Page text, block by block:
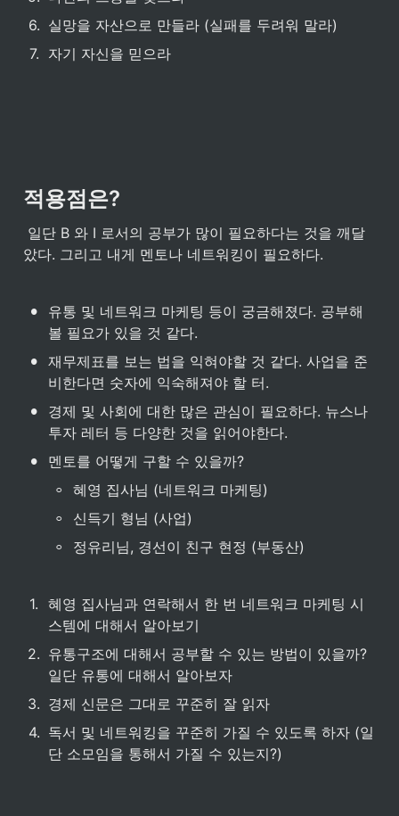
6. 실망을 자산으로 만들라 (실패를 두려워 말라)
7. 자기 자신을 믿으라
적용점은?
았다. 그리고 내게 멘토나 네트워킹이 필요하다.
•
유통 및 네트워크 마케팅 등이 궁금해졌다. 공부해
볼 필요가 있을 것 같다.
• 재무제표를 보는 법을 익혀야할 것 같다. 사업을 준
비한다면 숫자에 익숙해져야 할 터.
•
경제 및 사회에 대한 많은 관심이 필요하다. 뉴스나
투자 레터 등 다양한 것을 읽어야한다.
• 멘토를 어떻게 구할 수 있을까?
◦ 혜영 집사님 (네트워크 마케팅)
◦ 신득기 형님 (사업)
◦ 정유리님, 경선이 친구 현정 (부동산)
1. 혜영 집사님과 연락해서 한 번 네트워크 마케팅 시
스템에 대해서 알아보기
2. 유통구조에 대해서 공부할 수 있는 방법이 있을까?
일단 유통에 대해서 알아보자
3. 경제 신문은 그대로 꾸준히 잘 읽자
4. 독서 및 네트워킹을 꾸준히 가질 수 있도록 하자 (일
단 소모임을 통해서 가질 수 있는지?)